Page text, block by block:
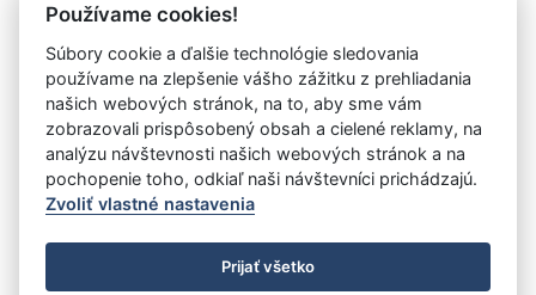
Návrat späť
Vystavil:Obec Nemecká
Úrad vlády SR
- Všetky práva vyhradené
Prehlásenie o prístupnosti
Zmluvy do 31.12.2010
Používame cookies!
Súbory cookie a ďalšie technológie sledovania
používame na zlepšenie vášho zážitku z prehliadania
našich webových stránok, na to, aby sme vám
zobrazovali prispôsobený obsah a cielené reklamy, na
analýzu návštevnosti našich webových stránok a na
pochopenie toho, odkiaľ naši návštevníci prichádzajú.
Zvoliť vlastné nastavenia
Prijať všetko